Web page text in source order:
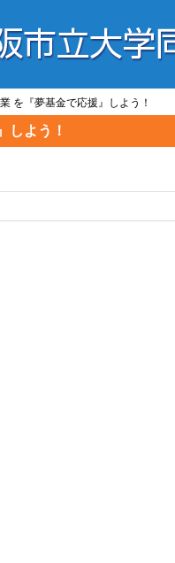
を『夢基金で応援』しよう！
しよう！